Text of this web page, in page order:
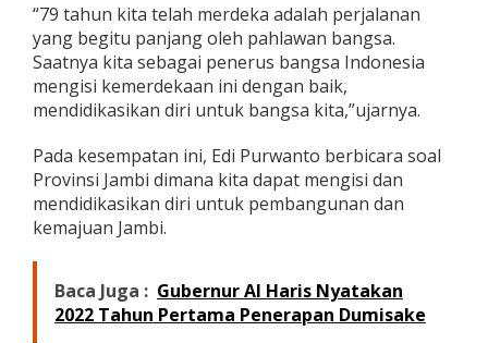
i
U
p
a
c
a
a
H
U
T
9
R
“79 tahun kita telah merdeka adalah perjalanan
yang begitu panjang oleh pahlawan bangsa.
Saatnya kita sebagai penerus bangsa Indonesia
mengisi kemerdekaan ini dengan baik,
mendidikasikan diri untuk bangsa kita,”ujarnya.
Pada kesempatan ini, Edi Purwanto berbicara soal
Provinsi Jambi dimana kita dapat mengisi dan
mendidikasikan diri untuk pembangunan dan
kemajuan Jambi.
Baca Juga : Gubernur Al Haris Nyatakan
2022 Tahun Pertama Penerapan Dumisake